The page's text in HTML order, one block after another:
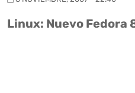
Linux: Nuevo Fedora